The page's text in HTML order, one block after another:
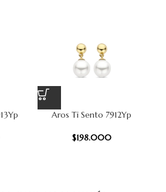
Aros Ti Sento 7912Yp
$198.000